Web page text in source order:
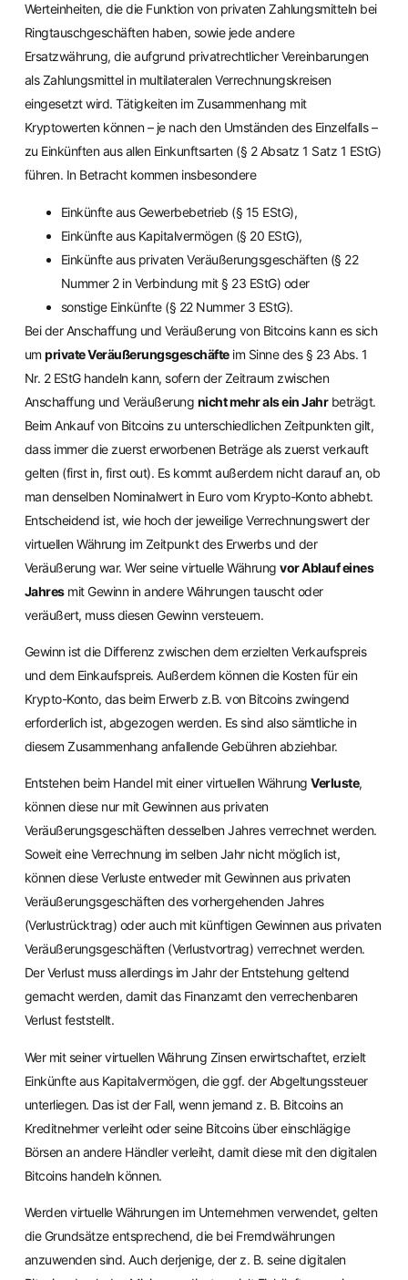
Werteinheiten, die die Funktion von privaten Zahlungsmitteln bei
Ringtauschgeschäften haben, sowie jede andere
Ersatzwährung, die aufgrund privatrechtlicher Vereinbarungen
als Zahlungsmittel in multilateralen Verrechnungskreisen
eingesetzt wird. Tätigkeiten im Zusammenhang mit
Kryptowerten können – je nach den Umständen des Einzelfalls –
zu Einkünften aus allen Einkunftsarten (§ 2 Absatz 1 Satz 1 EStG)
führen. In Betracht kommen insbesondere
Einkünfte aus Gewerbebetrieb (§ 15 EStG),
Einkünfte aus Kapitalvermögen (§ 20 EStG),
Einkünfte aus privaten Veräußerungsgeschäften (§ 22
Nummer 2 in Verbindung mit § 23 EStG) oder
sonstige Einkünfte (§ 22 Nummer 3 EStG).
Bei der Anschaffung und Veräußerung von Bitcoins kann es sich
umprivate Veräußerungsgeschäfteim Sinne des § 23 Abs. 1
Nr. 2 EStG handeln kann, sofern der Zeitraum zwischen
Anschaffung und Veräußerung nicht mehr als ein Jahrbeträgt.
Beim Ankauf von Bitcoins zu unterschiedlichen Zeitpunkten gilt,
dass immer die zuerst erworbenen Beträge als zuerst verkauft
gelten (first in, first out). Es kommt außerdem nicht darauf an, ob
man denselben Nominalwert in Euro vom Krypto-Konto abhebt.
Entscheidend ist, wie hoch der jeweilige Verrechnungswert der
virtuellen Währung im Zeitpunkt des Erwerbs und der
Veräußerung war. Wer seine virtuelle Währungvor Ablauf eines
Jahresmit Gewinn in andere Währungen tauscht oder
veräußert, muss diesen Gewinn versteuern.
Gewinn ist die Differenz zwischen dem erzielten Verkaufspreis
und dem Einkaufspreis. Außerdem können die Kosten für ein
Krypto-Konto, das beim Erwerb z.B. von Bitcoins zwingend
erforderlich ist, abgezogen werden. Es sind also sämtliche in
diesem Zusammenhang anfallende Gebühren abziehbar.
Entstehen beim Handel mit einer virtuellen WährungVerluste,
können diese nur mit Gewinnen aus privaten
Veräußerungsgeschäften desselben Jahres verrechnet werden.
Soweit eine Verrechnung im selben Jahr nicht möglich ist,
können diese Verluste entweder mit Gewinnen aus privaten
Veräußerungsgeschäften des vorhergehenden Jahres
(Verlustrücktrag) oder auch mit künftigen Gewinnen aus privaten
Veräußerungsgeschäften (Verlustvortrag) verrechnet werden.
Der Verlust muss allerdings im Jahr der Entstehung geltend
gemacht werden, damit das Finanzamt den verrechenbaren
Verlust feststellt.
Wer mit seiner virtuellen Währung Zinsen erwirtschaftet, erzielt
Einkünfte aus Kapitalvermögen, die ggf. der Abgeltungssteuer
unterliegen. Das ist der Fall, wenn jemand z. B. Bitcoins an
Kreditnehmer verleiht oder seine Bitcoins über einschlägige
Börsen an andere Händler verleiht, damit diese mit den digitalen
Bitcoins handeln können.
Werden virtuelle Währungen im Unternehmen verwendet, gelten
die Grundsätze entsprechend, die bei Fremdwährungen
anzuwenden sind. Auch derjenige, der z. B. seine digitalen